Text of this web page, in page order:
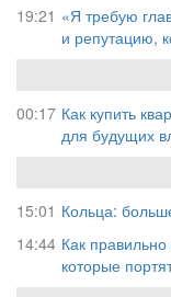
19:21 «Я требую
и репутацию,
00:17 Как купить
для будущих
15:01 Кольца:
14:44 Как
которые